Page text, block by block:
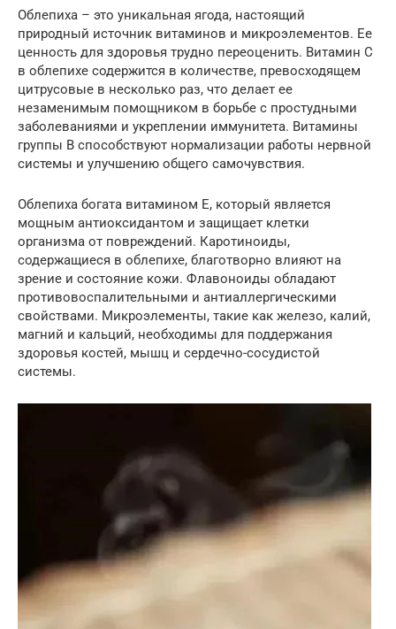
Облепиха – это уникальная ягода, настоящий
природный источник витаминов и микроэлементов. Ее
ценность для здоровья трудно переоценить. Витамин C
в облепихе содержится в количестве, превосходящем
цитрусовые в несколько раз, что делает ее
незаменимым помощником в борьбе с простудными
заболеваниями и укреплении иммунитета. Витамины
группы B способствуют нормализации работы нервной
системы и улучшению общего самочувствия.
Облепиха богата витамином E, который является
мощным антиоксидантом и защищает клетки
организма от повреждений. Каротиноиды,
содержащиеся в облепихе, благотворно влияют на
зрение и состояние кожи. Флавоноиды обладают
противовоспалительными и антиаллергическими
свойствами. Микроэлементы, такие как железо, калий,
магний и кальций, необходимы для поддержания
здоровья костей, мышц и сердечно-сосудистой
системы.